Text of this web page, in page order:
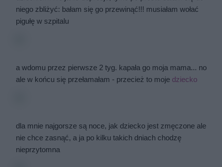
niego zbliżyć: bałam się go przewinąć!!! musiałam wołać
pigułę w szpitalu
a wdomu przez pierwsze 2 tyg. kapała go moja mama... no
ale w końcu się przełamałam - przecież to moje dziecko
dla mnie najgorsze są noce, jak dziecko jest zmęczone ale
nie chce zasnąć, a ja po kilku takich dniach chodzę
nieprzytomna